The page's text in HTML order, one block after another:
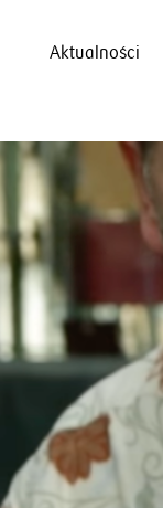
Aktualności